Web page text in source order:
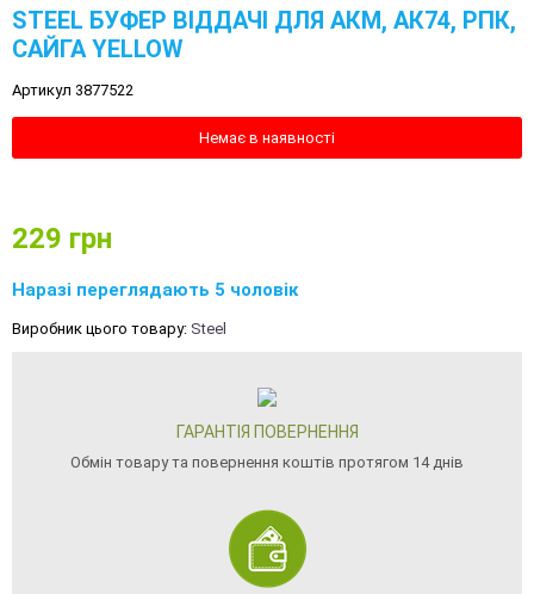
STEEL БУФЕР ВІДДАЧІ ДЛЯ АКМ, АК74, РПК,
САЙГА YELLOW
Артикул 3877522
Немає в наявності
229 грн
Наразі переглядають 5 чоловік
Виробник цього товару: Steel
ГАРАНТІЯ ПОВЕРНЕННЯ
Обмін товару та повернення коштів протягом 14 днів